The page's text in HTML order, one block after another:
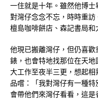
一住就是十年。雖然他博
對灣仔念念不忘，時時重訪
檀島咖啡餅店、森記書局和
他現已搬離灣仔，但仍喜
錶，也會特地找那位在天
大工作至夜半三更，想起
品嚐：「我對灣仔有一種
會帶他們來灣仔看看，這是